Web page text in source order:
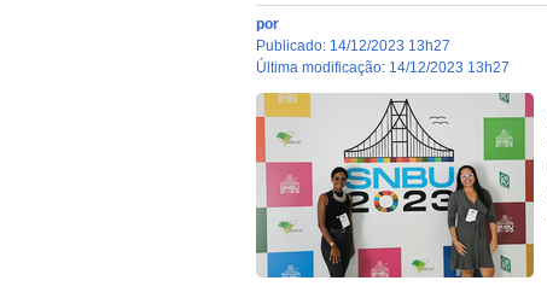
por
publicado: 14/12/2023 13h27
última modificação: 14/12/2023 13h27